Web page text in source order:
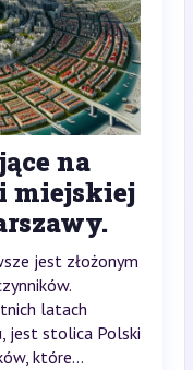
na
miejskiej
jest złożonym
latach
jest stolica Polski
które...